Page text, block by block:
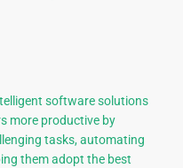
software solutions
more productive by
tasks, automating
them adopt the best